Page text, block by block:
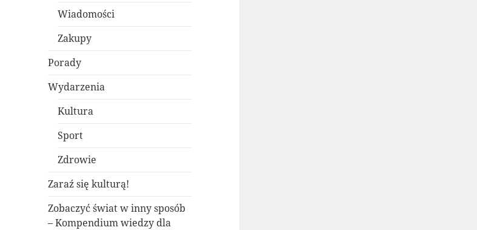
Wiadomości
Zakupy
Porady
Wydarzenia
Kultura
Sport
Zdrowie
Zaraź się kulturą!
Zobaczyć świat w inny sposób
– Kompendium wiedzy dla